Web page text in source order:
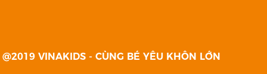
@2019 VINAKIDS - CÙNG BÉ YÊU KHÔN LỚN